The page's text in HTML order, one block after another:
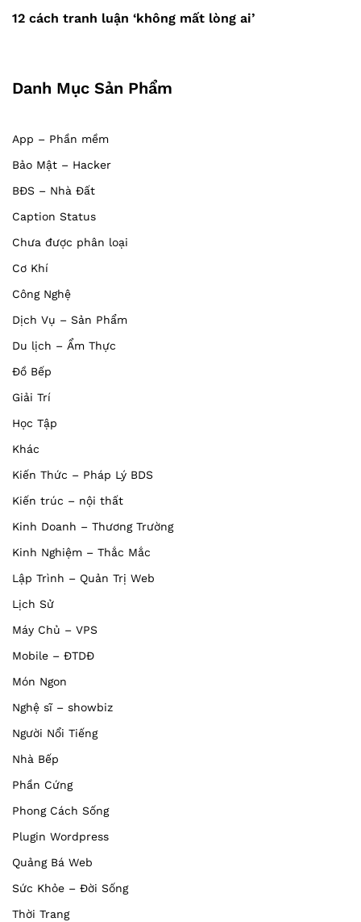
Post
12 cách tranh luận ‘không mất lòng ai’
Danh Mục Sản Phẩm
App – Phần mềm
Bảo Mật – Hacker
BĐS – Nhà Đất
Caption Status
Chưa được phân loại
Cơ Khí
Công Nghệ
Dịch Vụ – Sản Phẩm
Du lịch – Ẩm Thực
Đồ Bếp
Giải Trí
Học Tập
Khác
Kiến Thức – Pháp Lý BDS
Kiến trúc – nội thất
Kinh Doanh – Thương Trường
Kinh Nghiệm – Thắc Mắc
Lập Trình – Quản Trị Web
Lịch Sử
Máy Chủ – VPS
Mobile – ĐTDĐ
Món Ngon
Nghệ sĩ – showbiz
Người Nổi Tiếng
Nhà Bếp
Phần Cứng
Phong Cách Sống
Plugin Wordpress
Quảng Bá Web
Sức Khỏe – Đời Sống
Thời Trang